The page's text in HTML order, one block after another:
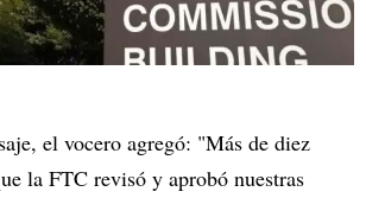
el vocero agregó: "Más de diez
la FTC revisó y aprobó nuestras